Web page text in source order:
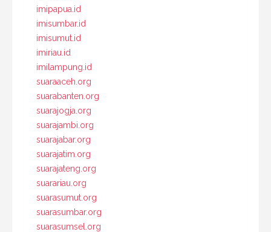
imipapua.id
imisumbar.id
imisumut.id
imiriau.id
imilampung.id
suaraaceh.org
suarabanten.org
suarajogja.org
suarajambi.org
suarajabar.org
suarajatim.org
suarajateng.org
suarariau.org
suarasumut.org
suarasumbar.org
suarasumsel.org